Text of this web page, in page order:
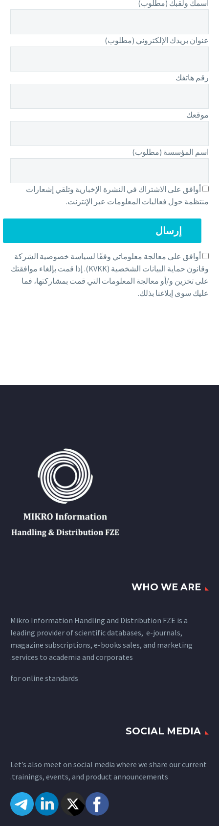
اسمك ولقبك (مطلوب)
عنوان بريدك الإلكتروني (مطلوب)
رقم هاتفك
موقعك
اسم المؤسسة (مطلوب)
أوافق على الاشتراك في النشرة الإخبارية وتلقي إشعارات
منتظمة حول فعاليات المعلومات عبر الإنترنت.
أوافق على معالجة معلوماتي وفقًا لسياسة خصوصية الشركة
وقانون حماية البيانات الشخصية (KVKK). إذا قمت بإلغاء موافقتك
على تخزين و/أو معالجة المعلومات التي قمت بمشاركتها، فما
عليك سوى إبلاغنا بذلك.
WHO WE ARE
Mikro Information Handling and Distribution FZE is a
leading provider of scientific databases, e-journals,
magazine subscriptions, e-books sales, and marketing
services to academia and corporates.
foronline standards
SOCIAL MEDIA
Let’s also meet on social media where we share our current
trainings, events, and product announcements.